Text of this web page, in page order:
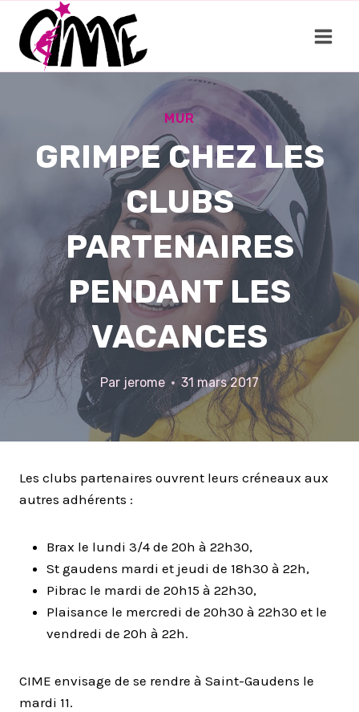
contenu
MUR
GRIMPE CHEZ LES
CLUBS
PARTENAIRES
PENDANT LES
VACANCES
Par jerome 31 mars 2017
Les clubs partenaires ouvrent leurs créneaux aux
autres adhérents :
Brax le lundi 3/4 de 20h à 22h30,
St gaudens mardi et jeudi de 18h30 à 22h,
Pibrac le mardi de 20h15 à 22h30,
Plaisance le mercredi de 20h30 à 22h30 et le
vendredi de 20h à 22h.
CIME envisage de se rendre à Saint-Gaudens le
mardi 11.